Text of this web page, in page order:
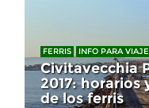
FERRIS INFO PARA
Civitavecchia
2017: horarios
de los ferris